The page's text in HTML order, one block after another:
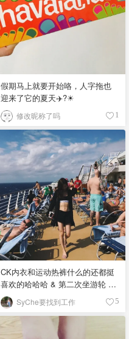
假期马上就要开始咯，人字拖也
迎来了它的夏天✈️?☀
修改昵称了吗 1
CK内衣和运动热裤什么的还都挺
喜欢的哈哈哈 & 第二次坐游轮 这
次的体验太棒了 迫不及待下一次
的旅程
SyChe要找到工作 5